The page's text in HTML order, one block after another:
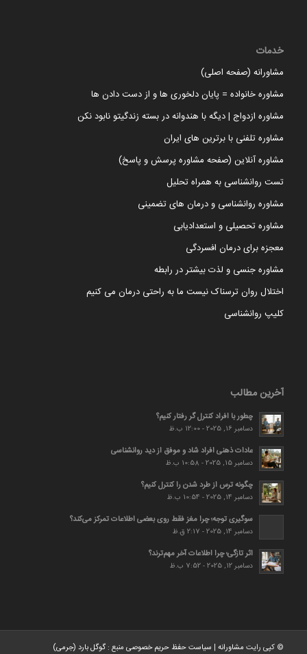
خدمات
مشاورانه (صفحه اصلی)
مشاوره خانواده = پایان دلخوری ها و از دست دادن ها
مشاوره ازدواج | دیگه با هندوانه در بسته زندگیتو نابود نکن
مشاوره تلفنی با برترین های ایران
مشاوره آنلاین (صفحه مشاوره پرسش و پاسخ)
تست روانشناسی به همراه تحلیل
مشاوره روانشناسی و درمان های تضمینی
مشاوره تحصیلی و استعدادیابی
معجزه برای درمان افسردگی
مشاوره جنسی و لذت بیشتر در رابطه
اختلال روان ترسناک نیست ما به راحتی درمان می کنیم
کلیپ روانشناسی
آخرین مطالب
چطور با افراد کنترل گر رفتار کنیم؟
دسامبر 16, 2025 - 12:00 ب.ظ
عادات ذهنی افراد شاد و موفق از دید روانشناسی
دسامبر 15, 2025 - 10:58 ب.ظ
چگونه ترس از طرد شدن را کنترل کنیم؟
دسامبر 14, 2025 - 10:54 ب.ظ
سوگیری توجه؛ چرا مغز فقط روی بعضی اطلاعات تمرکز می‌کند؟
دسامبر 14, 2025 - 2:17 ق.ظ
اثر تازگی؛ چرا اطلاعات آخر مهم‌ترند؟
دسامبر 12, 2025 - 7:52 ب.ظ
© کپی رایت مشاورانه| سیاست حفظ حریم خصوصیمنبع :گوگل بارد (جرمی)